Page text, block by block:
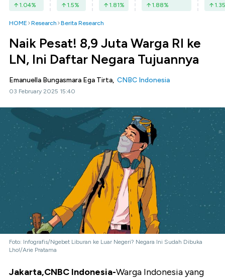
1.04% 1.5% 1.81% 1.88% 1.35
HOME Research Berita Research
Naik Pesat! 8,9 Juta Warga RI ke
LN, Ini Daftar Negara Tujuannya
Emanuella Bungasmara Ega Tirta, CNBC Indonesia
03 February 2025 15:40
Foto: Infografis/Ngebet Liburan ke Luar Negeri? Negara Ini Sudah Dibuka
Lho!/Arie Pratama
Jakarta,CNBC Indonesia-Warga Indonesia yang